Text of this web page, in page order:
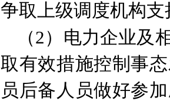
争取上级调度机构支
（2）电力企业及
取有效措施控制事
员后备人员做好参